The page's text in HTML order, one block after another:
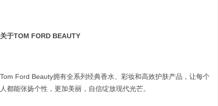
关于TOM FORD BEAUTY
Tom Ford Beauty拥有全系列经典香水、彩妆和高效护肤产品，让每个
人都能张扬个性，更加美丽，自信绽放现代光芒。